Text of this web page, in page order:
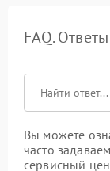
FAQ.
Вы можете
часто
сервисный